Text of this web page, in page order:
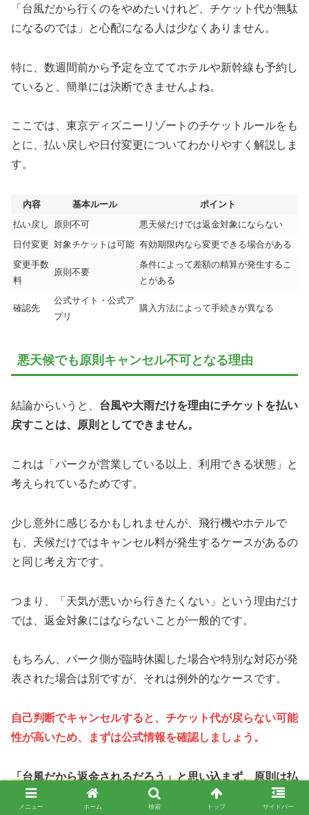
「台風だから行くのをやめたいけれど、チケット代が無駄
になるのでは」と心配になる人は少なくありません。
特に、数週間前から予定を立ててホテルや新幹線も予約し
ていると、簡単には決断できませんよね。
ここでは、東京ディズニーリゾートのチケットルールをも
とに、払い戻しや日付変更についてわかりやすく解説しま
す。
内容 基本ルール
ポイント
払い戻し
原則不可
悪天候だけでは返金対象にならない
日付変更 対象チケットは可能 有効期限内なら変更できる場合がある
変更手数
料
原則不要
条件によって差額の精算が発生するこ
とがある
確認先
公式サイト・公式ア
プリ
購入方法によって手続きが異なる
悪天候でも原則キャンセル不可となる理由
結論からいうと、 台風や大雨だけを理由にチケットを払い
戻すことは、原則としてできません。
これは「パークが営業している以上、利用できる状態」と
考えられているためです。
少し意外に感じるかもしれませんが、飛行機やホテルで
も、天候だけではキャンセル料が発生するケースがあるの
と同じ考え方です。
つまり、「天気が悪いから行きたくない」という理由だけ
では、返金対象にはならないことが一般的です。
もちろん、パーク側が臨時休園した場合や特別な対応が発
表された場合は別ですが、それは例外的なケースです。
自己判断でキャンセルすると、チケット代が戻らない可能
性が高いため、まずは公式情報を確認しましょう。
「台風だから返金されるだろう」と思い込まず、原則は払
い戻し不可と考えておくと安心です。
メニュー ホーム 検索 トップ サイドバー